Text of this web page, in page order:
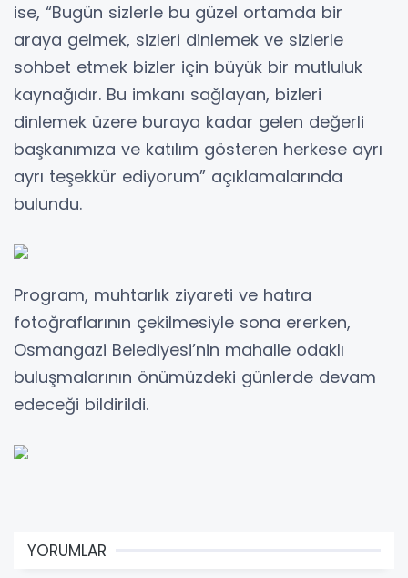
ise, “Bugün sizlerle bu güzel ortamda bir
araya gelmek, sizleri dinlemek ve sizlerle
sohbet etmek bizler için büyük bir mutluluk
kaynağıdır. Bu imkanı sağlayan, bizleri
dinlemek üzere buraya kadar gelen değerli
başkanımıza ve katılım gösteren herkese ayrı
ayrı teşekkür ediyorum” açıklamalarında
bulundu.
Program, muhtarlık ziyareti ve hatıra
fotoğraflarının çekilmesiyle sona ererken,
Osmangazi Belediyesi’nin mahalle odaklı
buluşmalarının önümüzdeki günlerde devam
edeceği bildirildi.
YORUMLAR